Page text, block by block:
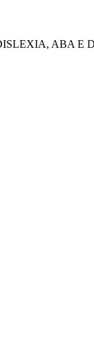
ABA E